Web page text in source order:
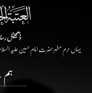
ڈیجیٹل
یہاں حرم مطہر حضرت امام حسین علیہ